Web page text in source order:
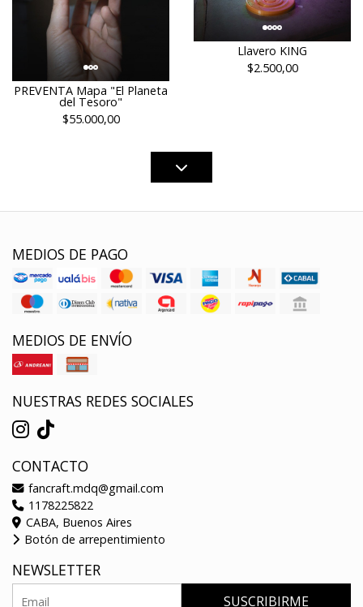
PREVENTA Mapa "El Planeta
del Tesoro"
$55.000,00
Llavero KING
$2.500,00
MEDIOS DE PAGO
MEDIOS DE ENVÍO
NUESTRAS REDES SOCIALES
CONTACTO
fancraft.mdq@gmail.com
1178225822
CABA, Buenos Aires
Botón de arrepentimiento
NEWSLETTER
SUSCRIBIRME